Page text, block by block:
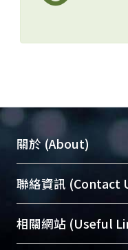
關於 (About)
臺大位居世界頂尖
展現本校豐碩的研
機構典藏（NTUR）
台，成為臺大學術
聯絡資訊 (Contact
總館學科館員(Main
醫學圖書館學科館員
相關網站 (Useful